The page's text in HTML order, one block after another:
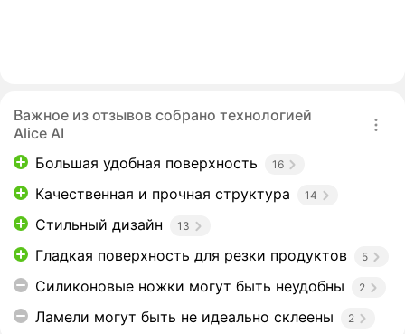
Важное из отзывов собрано технологией
Alice AI
Большая удобная поверхность
16
Качественная и прочная структура 14
Стильный дизайн 13
Гладкая поверхность для резки продуктов 5
Силиконовые ножки могут быть неудобны 2
Ламели могут быть не идеально склеены 2